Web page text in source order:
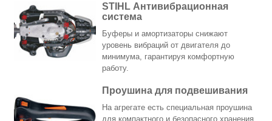
STIHL Антивибрационная
система
Буферы и амортизаторы снижают
уровень вибраций от двигателя до
минимума, гарантируя комфортную
работу.
Проушина для подвешивания
На агрегате есть специальная проушина
для компактного и безопасного хранения